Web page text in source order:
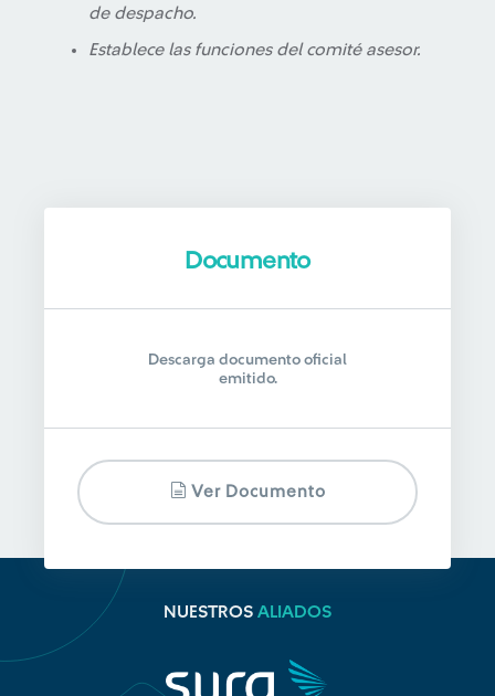
de despacho.
Establece las funciones del comité asesor.
Documento
Descarga documento oficial
emitido.
Ver Documento
NUESTROS ALIADOS